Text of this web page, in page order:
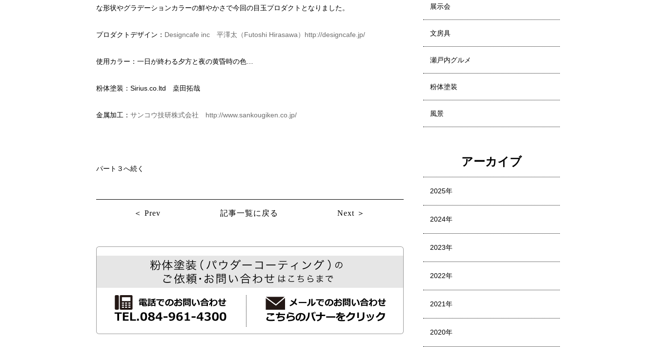
な形状やグラデーションカラーの鮮やかさで今回の目玉プロダクトとなりました。
プロダクトデザイン： Designcafe inc 平澤太（Futoshi Hirasawa） http://designcafe.jp/
使用カラー：一日が終わる夕方と夜の黄昏時の色…
粉体塗装：Sirius.co.ltd 桒田拓哉
金属加工： サンコウ技研株式会社 http://www.sankougiken.co.jp/
パート３へ続く
＜ Prev 記事一覧に戻る Next ＞
展示会
文房具
瀬戸内グルメ
粉体塗装
風景
アーカイブ
2025年
2024年
2023年
2022年
2021年
2020年